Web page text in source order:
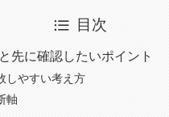
目次
先に確認したいポイント
しやすい考え方
軸